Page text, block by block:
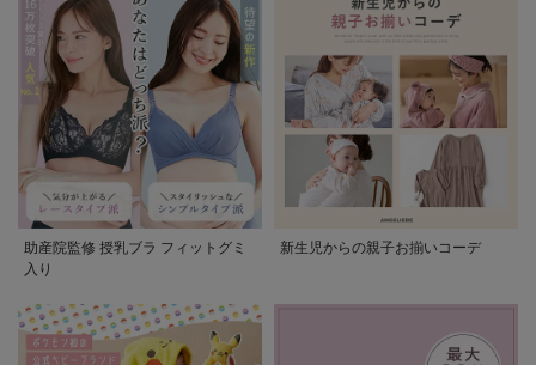
助産院監修 授乳ブラ フィットグミ
入り
新生児からの親子お揃いコーデ